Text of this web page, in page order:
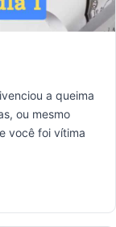
a queima
ou mesmo
você foi vítima